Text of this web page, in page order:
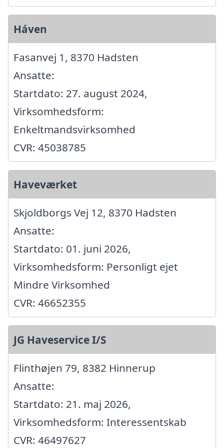
Háven
Fasanvej 1, 8370 Hadsten
Ansatte:
Startdato: 27. august 2024,
Virksomhedsform:
Enkeltmandsvirksomhed
CVR: 45038785
Haveværket
Skjoldborgs Vej 12, 8370 Hadsten
Ansatte:
Startdato: 01. juni 2026,
Virksomhedsform: Personligt ejet
Mindre Virksomhed
CVR: 46652355
JG Haveservice I/S
Flinthøjen 79, 8382 Hinnerup
Ansatte:
Startdato: 21. maj 2026,
Virksomhedsform: Interessentskab
CVR: 46497627